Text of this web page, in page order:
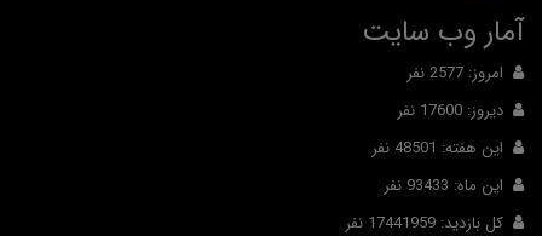
آمار وب سایت
امروز: 2577 نفر
دیروز: 17600 نفر
این هفته: 48501 نفر
این ماه: 93433 نفر
کل بازدید: 17441959 نفر